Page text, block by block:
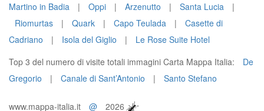
Martino in Badia
| Oppi | Arzenutto | Santa Lucia
|
Riomurtas
| Quark | Capo Teulada |
Casette di
Cadriano
| Isola del Giglio |
Le Rose Suite Hotel
Top 3 del numero di visite totali immagini Carta Mappa Italia:
De
Gregorio
| Canale di Sant’Antonio | Santo Stefano
www.mappa-italia.it @ 2026